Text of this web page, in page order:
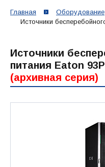
Главная
Оборудование
Источники
Источники
питания Eaton
(архивная серия)